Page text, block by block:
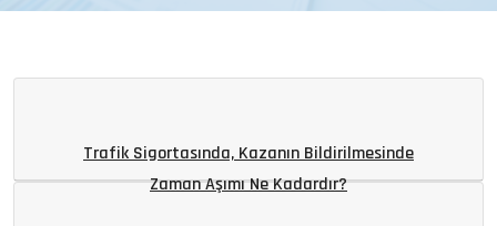
Trafik Sigortasında, Kazanın Bildirilmesinde
Zaman Aşımı Ne Kadardır?